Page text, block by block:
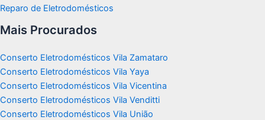
Reparo de Eletrodomésticos
Mais Procurados
Conserto Eletrodomésticos Vila Zamataro
Conserto Eletrodomésticos Vila Yaya
Conserto Eletrodomésticos Vila Vicentina
Conserto Eletrodomésticos Vila Venditti
Conserto Eletrodomésticos Vila União